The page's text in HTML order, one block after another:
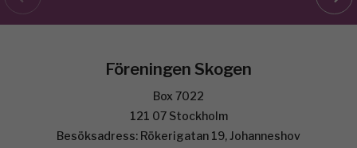
Föreningen Skogen
Box 7022
121 07 Stockholm
Besöksadress: Rökerigatan 19, Johanneshov